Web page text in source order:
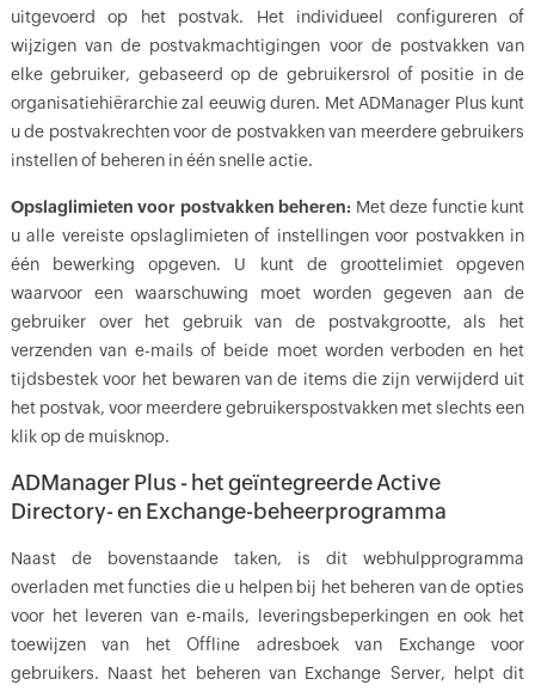
uitgevoerd op het postvak. Het individueel configureren of
wijzigen van de postvakmachtigingen voor de postvakken van
elke gebruiker, gebaseerd op de gebruikersrol of positie in de
organisatiehiërarchie zal eeuwig duren. Met ADManager Plus kunt
u de postvakrechten voor de postvakken van meerdere gebruikers
instellen of beheren in één snelle actie.
Opslaglimieten voor postvakken beheren: Met deze functie kunt
u alle vereiste opslaglimieten of instellingen voor postvakken in
één bewerking opgeven. U kunt de groottelimiet opgeven
waarvoor een waarschuwing moet worden gegeven aan de
gebruiker over het gebruik van de postvakgrootte, als het
verzenden van e-mails of beide moet worden verboden en het
tijdsbestek voor het bewaren van de items die zijn verwijderd uit
het postvak, voor meerdere gebruikerspostvakken met slechts een
klik op de muisknop.
ADManager Plus - het geïntegreerde Active
Directory- en Exchange-beheerprogramma
Naast de bovenstaande taken, is dit webhulpprogramma
overladen met functies die u helpen bij het beheren van de opties
voor het leveren van e-mails, leveringsbeperkingen en ook het
toewijzen van het Offline adresboek van Exchange voor
gebruikers. Naast het beheren van Exchange Server, helpt dit